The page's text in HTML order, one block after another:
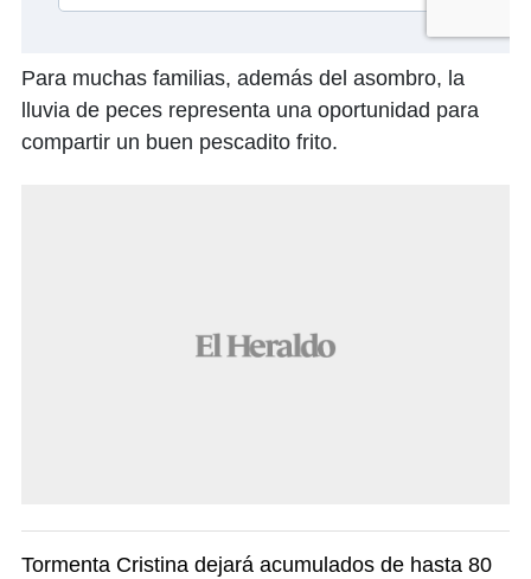
Para muchas familias, además del asombro, la
lluvia de peces representa una oportunidad para
compartir un buen pescadito frito.
Tormenta Cristina dejará acumulados de hasta 80